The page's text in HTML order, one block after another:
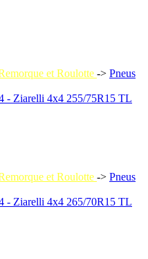
et Roulotte -> Pneus
et Roulotte -> Pneus